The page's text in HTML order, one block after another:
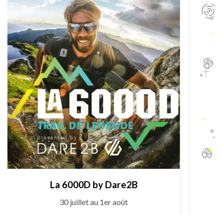
La 6000D by Dare2B
30 juillet au 1er août